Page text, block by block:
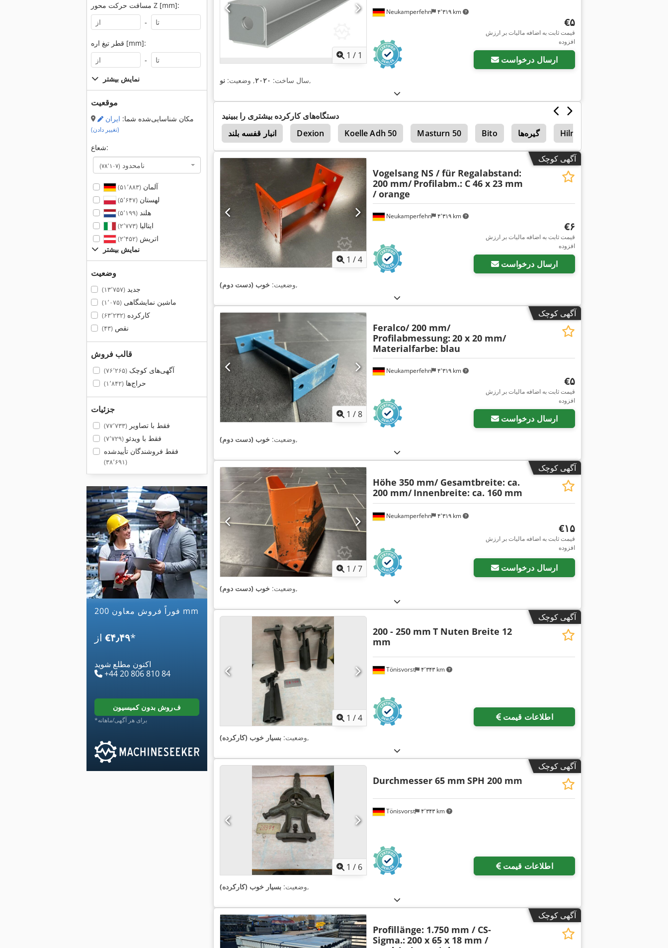
مسافت حرکت محور Z [mm]:
-
قطر تیغ اره [mm]:
-
نمایش بیشتر
موقعیت
مکان شناسایی‌شده شما: ایران
(تغییر دادن)
شعاع:
نامحدود (۷۸٬۱۰۷)
آلمان(۵۱٬۸۸۳)
لهستان(۵٬۶۴۷)
هلند(۵٬۱۹۹)
ایتالیا(۲٬۷۷۳)
اتریش(۲٬۴۵۲)
نمایش بیشتر
وضعیت
جدید(۱۳٬۷۵۷)
ماشین نمایشگاهی(۱٬۰۷۵)
کارکرده(۶۳٬۲۳۲)
نقص(۴۳)
قالب فروش
آگهی‌های کوچک(۷۶٬۲۶۵)
حراج‌ها(۱٬۸۴۲)
جزئیات
فقط با تصاویر(۷۷٬۷۳۳)
فقط با ویدئو(۷٬۷۲۹)
فقط فروشندگان تأییدشده
(۳۸٬۶۹۱)
فوراً فروش معاون 200 mm
‎€۴٫۴۹*
اکنون مطلع شوید
+44 20 806 810 84
فروش بدون کمیسیون
*برای هر آگهی/ماهانه
1 / 1
Neukamperfehn ۴٬۳۱۹ km
‎€۵
قیمت ثابت به اضافه مالیات بر ارزش
افزوده
ارسال درخواست
سال ساخت: ۲۰۲۰, وضعیت: نو ,
دستگاه‌های کارکرده بیشتری را ببینید
انبار قفسه بلند
Dexion Koelle Adh 50 Masturn 50 Bito گیره‌ها Hilma گیره ضبط
آگهی کوچک
1 /4
Neukamperfehn ۴٬۳۱۹ km
Vogelsang NS / für Regalabstand:
200 mm/ Profilabm.: C 46 x 23 mm
/ orange
‎€۶
قیمت ثابت به اضافه مالیات بر ارزش
افزوده
ارسال درخواست
وضعیت: خوب (دست دوم) ,
آگهی کوچک
1 /8
Neukamperfehn ۴٬۳۱۹ km
Feralco/ 200 mm/
Profilabmessung: 20 x 20 mm/
Materialfarbe: blau
‎€۵
قیمت ثابت به اضافه مالیات بر ارزش
افزوده
ارسال درخواست
وضعیت: خوب (دست دوم) ,
آگهی کوچک
1 /7
Neukamperfehn ۴٬۳۱۹ km
Höhe 350 mm/ Gesamtbreite: ca.
200 mm/ Innenbreite: ca. 160 mm
‎€۱۵
قیمت ثابت به اضافه مالیات بر ارزش
افزوده
ارسال درخواست
وضعیت: خوب (دست دوم) ,
آگهی کوچک
1 /4
Tönisvorst ۴٬۳۴۳ km
200 - 250 mm T Nuten Breite 12
mm
اطلاعات قیمت
وضعیت: بسیار خوب (کارکرده) ,
آگهی کوچک
1 / 6
Tönisvorst ۴٬۳۴۳ km
Durchmesser 65 mm SPH 200 mm
اطلاعات قیمت
وضعیت: بسیار خوب (کارکرده) ,
آگهی کوچک
Profillänge: 1.750 mm / CS-
Sigma.: 200 x 65 x 18 mm /